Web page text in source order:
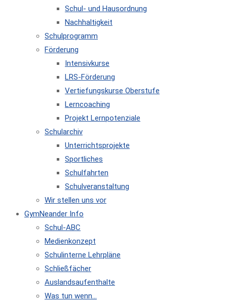
Schul- und Hausordnung
Nachhaltigkeit
Schulprogramm
Förderung
Intensivkurse
LRS-Förderung
Vertiefungskurse Oberstufe
Lerncoaching
Projekt Lernpotenziale
Schularchiv
Unterrichtsprojekte
Sportliches
Schulfahrten
Schulveranstaltung
Wir stellen uns vor
GymNeander Info
Schul-ABC
Medienkonzept
Schulinterne Lehrpläne
Schließfächer
Auslandsaufenthalte
Was tun wenn…